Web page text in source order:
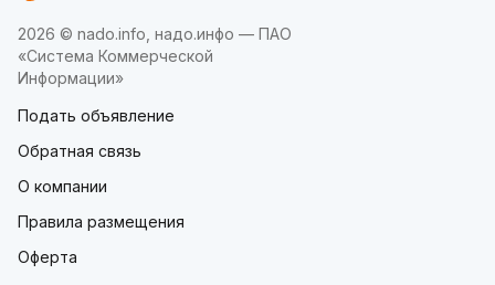
2026 © nado.info, надо.инфо — ПАО
«Система Коммерческой
Информации»
Подать объявление
Обратная связь
О компании
Правила размещения
Оферта